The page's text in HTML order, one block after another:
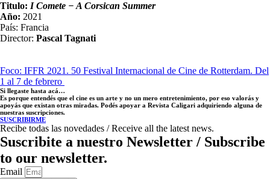
Titulo: I Comete − A Corsican Summer
Año: 2021
País: Francia
Director: Pascal Tagnati
Foco: IFFR 2021. 50 Festival Internacional de Cine de Rotterdam. Del
1 al 7 de febrero
Si llegaste hasta acá…
Es porque entendés que el cine es un arte y no un mero entretenimiento, por eso valorás y
apoyás que existan otras miradas. Podés apoyar a Revista Caligari adquiriendo alguna de
nuestras suscripciones.
SUSCRIBIRME
Recibe todas las novedades / Receive all the latest news.
Suscribite a nuestro Newsletter / Subscribe
to our newsletter.
Email